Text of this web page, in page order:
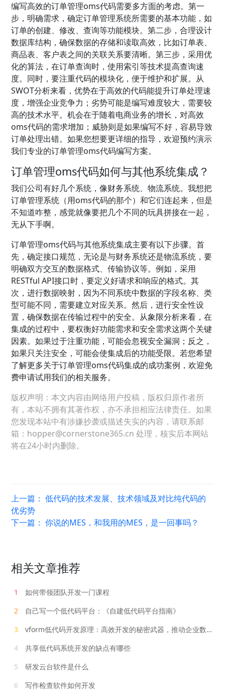
编写高效的订单管理oms代码需要多方面的考虑。第一
步，明确需求，确定订单管理系统所需要的基本功能，如
订单的创建、修改、查询等功能模块。第二步，合理设计
数据库结构，确保数据的存储和读取高效，比如订单表、
商品表、客户表之间的关联关系要清晰。第三步，采用优
化的算法，在订单查询时，使用索引等技术提高查询速
度。同时，要注重代码的模块化，便于维护和扩展。从
SWOT分析来看，优势在于高效的代码能提升订单处理速
度，增强企业竞争力；劣势可能是编写难度较大，需要较
高的技术水平。机会在于随着电商业务的增长，对高效
oms代码的需求增加；威胁则是如果编写不好，容易导致
订单处理出错。如果您想要更详细的指导，欢迎预约演示
我们专业的订单管理oms代码编写方案。
订单管理oms代码如何与其他系统集成？
我们公司有好几个系统，像财务系统、物流系统。我想把
订单管理系统（用oms代码的那个）和它们连起来，但是
不知道咋整，感觉就像要把几个不同的玩具拼接在一起，
无从下手啊。
订单管理oms代码与其他系统集成主要有以下步骤。首
先，确定接口规范，无论是与财务系统还是物流系统，要
明确双方交互的数据格式、传输协议等。例如，采用
RESTful API接口时，要定义好请求和响应的格式。其
次，进行数据映射，因为不同系统中数据的字段名称、类
型可能不同，需要建立对应关系。然后，进行安全性设
置，确保数据在传输过程中的安全。从象限分析来看，在
集成的过程中，要权衡好功能需求和安全需求这两个关键
因素。如果过于注重功能，可能会忽视安全漏洞；反之，
如果只关注安全，可能会使集成后的功能受限。若您希望
了解更多关于订单管理oms代码集成的成功案例，欢迎免
费申请试用我们的相关服务。
版权声明：本文内容由网络用户投稿，版权归原作者所
有，本站不拥有其著作权，亦不承担相应法律责任。如果
您发现本站中有涉嫌抄袭或描述失实的内容，请联系邮
箱：hopper@cornerstone365.cn 处理，核实后本网站
将在24小时内删除。
上一篇：低代码的技术发展、技术领域及对比纯代码的
优劣势
下一篇：你说的MES，和我用的MES，是一回事吗？
相关文章推荐
1
如何带领团队开发一门课程
2
自己写一个低代码平台：《自建低代码平台指南》
3
vform低代码开发原理：高效开发的秘密武器，推动企业数字化转型
4
共享低代码系统开发的缺点有哪些
5
研发云台软件是什么
6
写作检查软件如何开发